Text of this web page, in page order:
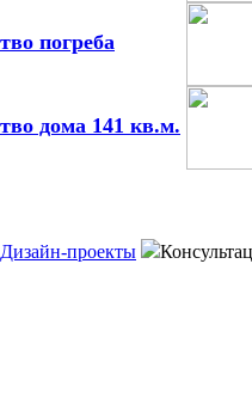
погреба
дома 141 кв.м.
проекты